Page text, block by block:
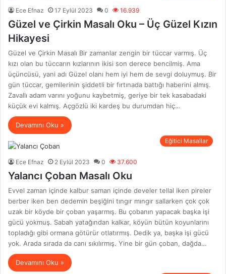
Ece Efnaz 17 Eylül 2023 0 16.939
Güzel ve Çirkin Masalı Oku – Üç Güzel Kızın
Hikayesi
Güzel ve Çirkin Masalı Bir zamanlar zengin bir tüccar varmış. Üç
kızı olan bu tüccarın kızlarının ikisi son derece bencilmiş. Ama
üçüncüsü, yani adı Güzel olanı hem iyi hem de sevgi doluymuş. Bir
gün tüccar, gemilerinin şiddetli bir fırtınada battığı haberini almış.
Zavallı adam varını yoğunu kaybetmiş, geriye bir tek kasabadaki
küçük evi kalmış. Açgözlü iki kardeş bu durumdan hiç…
Devamını Oku »
Eğitici Masallar
Ece Efnaz 2 Eylül 2023 0 37.600
Yalancı Çoban Masalı Oku
Evvel zaman içinde kalbur saman içinde develer tellal iken pireler
berber iken ben dedemin beşiğini tıngır mıngır sallarken çok çok
uzak bir köyde bir çoban yaşarmış. Bu çobanın yapacak başka işi
gücü yokmuş. Sabah yatağından kalkar, köyün bütün koyunlarını
topladığı gibi ormana götürür otlatırmış. Dedik ya, başka işi gücü
yok. Arada sırada da canı sıkılırmış. Yine bir gün çoban, dağda…
Devamını Oku »